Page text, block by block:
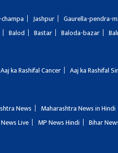
Jashpur Gaurella-pendra-
Balod Bastar Baloda-bazar
Aaj ka Rashifal Cancer Aaj ka Rashifal
News Maharashtra News in Hindi
Live MP News Hindi Bihar